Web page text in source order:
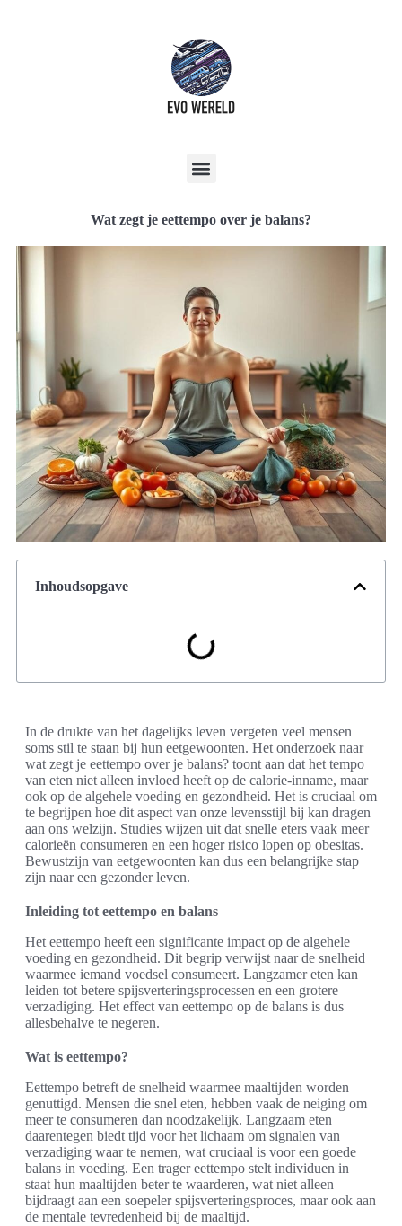
Wat zegt je eettempo over je balans?
Inhoudsopgave
In de drukte van het dagelijks leven vergeten veel mensen
soms stil te staan bij hun eetgewoonten. Het onderzoek naar
wat zegt je eettempo over je balans? toont aan dat het tempo
van eten niet alleen invloed heeft op de calorie-inname, maar
ook op de algehele voeding en gezondheid. Het is cruciaal om
te begrijpen hoe dit aspect van onze levensstijl bij kan dragen
aan ons welzijn. Studies wijzen uit dat snelle eters vaak meer
calorieën consumeren en een hoger risico lopen op obesitas.
Bewustzijn van eetgewoonten kan dus een belangrijke stap
zijn naar een gezonder leven.
Inleiding tot eettempo en balans
Het eettempo heeft een significante impact op de algehele
voeding en gezondheid. Dit begrip verwijst naar de snelheid
waarmee iemand voedsel consumeert. Langzamer eten kan
leiden tot betere spijsverteringsprocessen en een grotere
verzadiging. Het effect van eettempo op de balans is dus
allesbehalve te negeren.
Wat is eettempo?
Eettempo betreft de snelheid waarmee maaltijden worden
genuttigd. Mensen die snel eten, hebben vaak de neiging om
meer te consumeren dan noodzakelijk. Langzaam eten
daarentegen biedt tijd voor het lichaam om signalen van
verzadiging waar te nemen, wat cruciaal is voor een goede
balans in voeding. Een trager eettempo stelt individuen in
staat hun maaltijden beter te waarderen, wat niet alleen
bijdraagt aan een soepeler spijsverteringsproces, maar ook aan
de mentale tevredenheid bij de maaltijd.